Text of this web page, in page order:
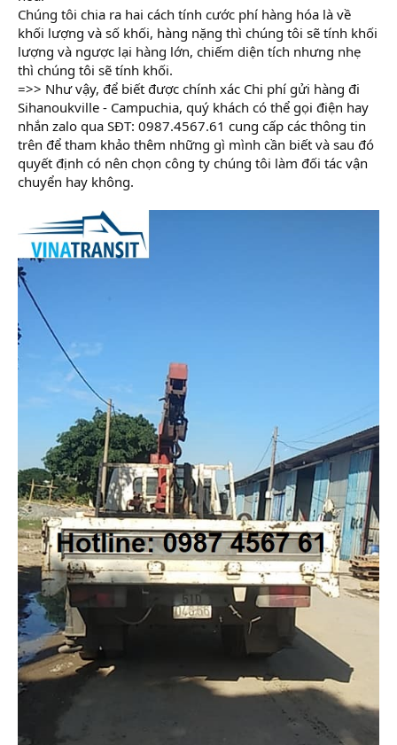
Chúng tôi chia ra hai cách tính cước phí hàng hóa là về
khối lượng và số khối, hàng nặng thì chúng tôi sẽ tính khối
lượng và ngược lại hàng lớn, chiếm diện tích nhưng nhẹ
thì chúng tôi sẽ tính khối.
=>> Như vậy, để biết được chính xác Chi phí gửi hàng đi
Sihanoukville - Campuchia, quý khách có thể gọi điện hay
nhắn zalo qua SĐT: 0987.4567.61 cung cấp các thông tin
trên để tham khảo thêm những gì mình cần biết và sau đó
quyết định có nên chọn công ty chúng tôi làm đối tác vận
chuyển hay không.